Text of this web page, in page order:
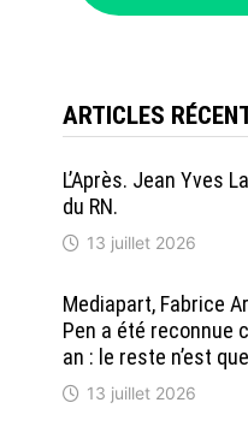
ARTICLES
L’Après. Jean Yves
du RN.
13 juillet 2026
Mediapart, Fabrice
Pen a été reconnue
an : le reste n’est
13 juillet 2026